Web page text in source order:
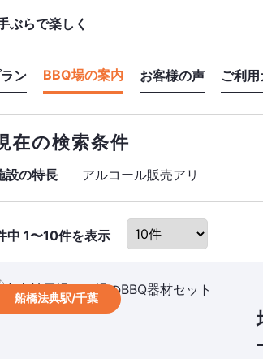
ぶらで楽しく
ン
セットプラン
器材レンタルプラン
追加器材
BBQ場の案内
施設の特長からBBQ場を探す
マップからBBQ場を探す
お客様の声 ご利
在の検索条件
設の特長 アルコール販売アリ
中 1〜10件を表示
船橋法典駅/千葉